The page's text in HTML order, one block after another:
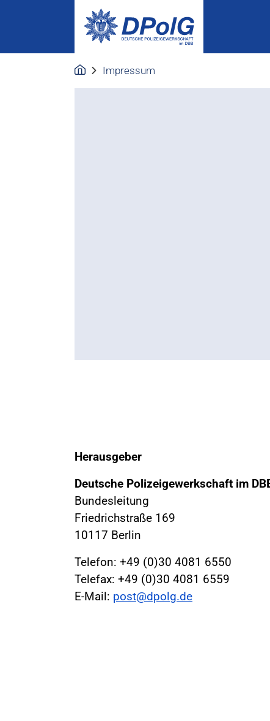
Impressum
Herausgeber
Deutsche Polizeigewerkschaft im
Bundesleitung
Friedrichstraße 169
10117 Berlin
Telefon: +49 (0)30 4081 6550
Telefax: +49 (0)30 4081 6559
E-Mail: post@dpolg.de